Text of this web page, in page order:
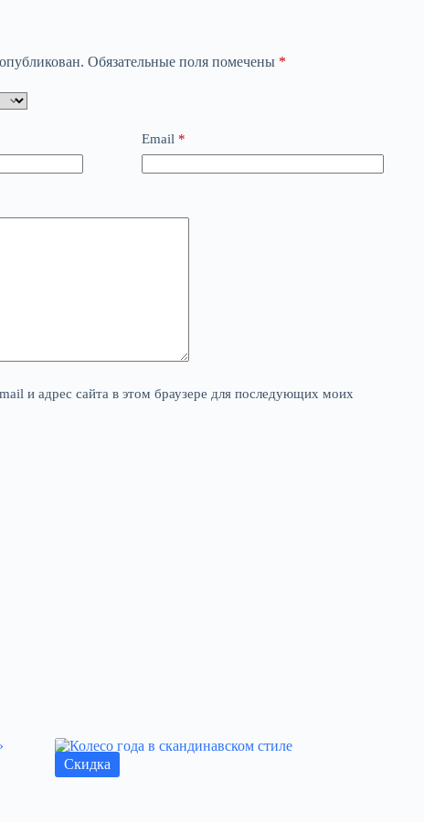
Обязательные поля помечены *
Email *
и адрес сайта в этом браузере для последующих моих
Скидка